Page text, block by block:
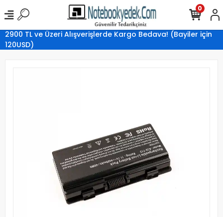
2900 TL ve Üzeri Alışverişlerde Kargo Bedava! (Bayiler için
120USD)
0